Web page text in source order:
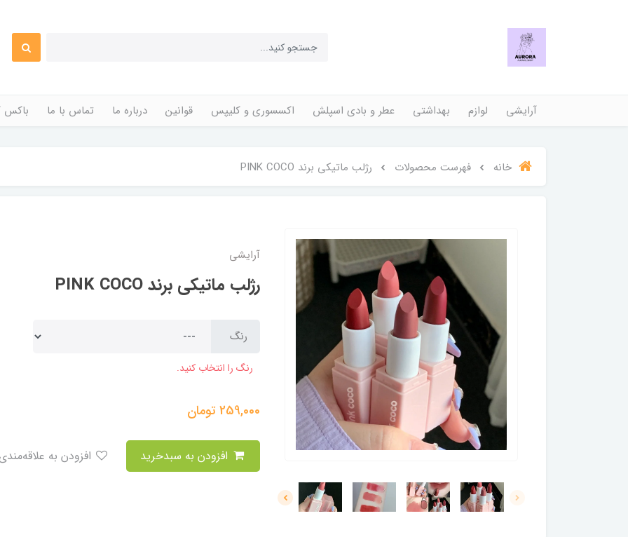
آرایشی لوازم بهداشتی عطر و بادی اسپلش اکسسوری و کلیپس قوانین درباره ما تماس با ما باکس
خانه فهرست محصولات رژلب ماتیکی برند PINK COCO
آرایشی
رژلب ماتیکی برند PINK COCO
رنگ
رنگ را انتخاب کنید.
259,000تومان